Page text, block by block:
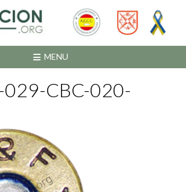
MENU
029-CBC-020-